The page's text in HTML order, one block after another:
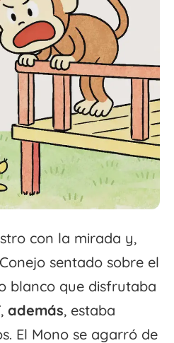
con la mirada y,
sentado sobre el
blanco que disfrutaba
además, estaba
El Mono se agarró de